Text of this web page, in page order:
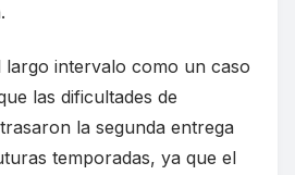
intervalo como un caso
las dificultades de
la segunda entrega
temporadas, ya que el